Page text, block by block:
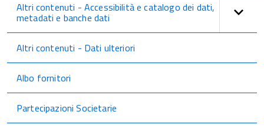
Altri contenuti - Accessibilità e catalogo dei dati,
metadati e banche dati
Altri contenuti - Dati ulteriori
Albo fornitori
Partecipazioni Societarie